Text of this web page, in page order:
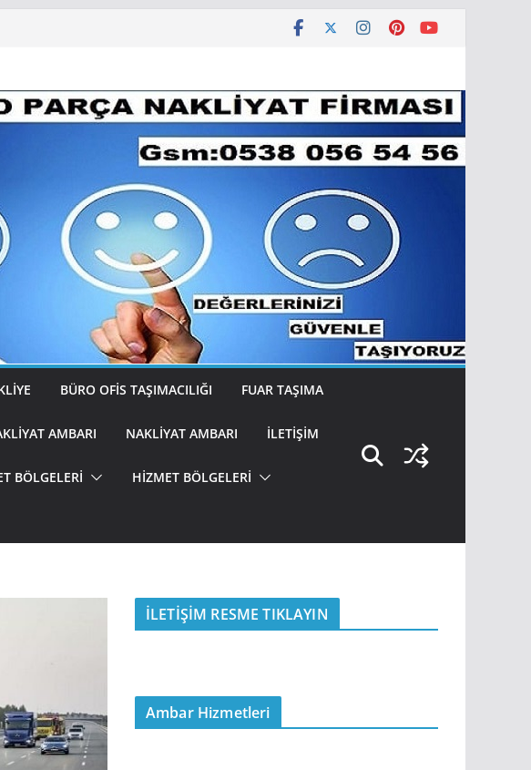
BÜRO OFIS TAŞIMACILIĞI FUAR TAŞIMA
AMBARI NAKLIYAT AMBARI İLETIŞIM
BÖLGELERİ HİZMET BÖLGELERİ
İLETİŞİM RESME TIKLAYIN
Ambar Hizmetleri